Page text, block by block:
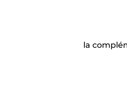
la